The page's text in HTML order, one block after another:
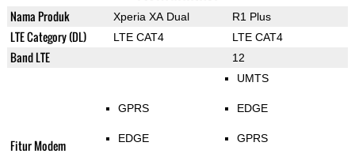
Nama Produk Xperia XA Dual R1 Plus
LTE Category (DL) LTE CAT4 LTE CAT4
Band LTE 12
Fitur Modem
GPRS
EDGE
UMTS
EDGE
GPRS